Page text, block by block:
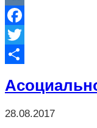
VK
Facebook
Twitter
28.08.2017